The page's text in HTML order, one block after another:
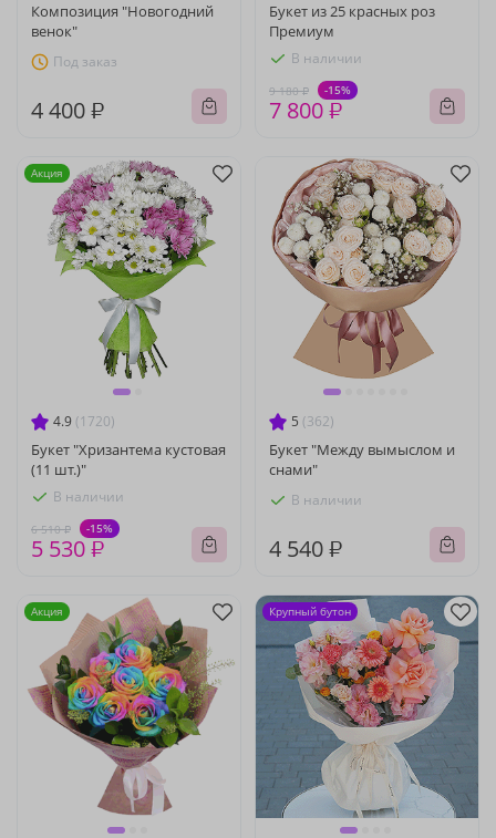
Композиция "Новогодний
венок"
Под заказ
4 400 ₽
Букет из 25 красных роз
Премиум
В наличии
9 180 ₽ -15%
7 800 ₽
4.9 (1720)
Букет "Хризантема кустовая
(11 шт.)"
В наличии
6 510 ₽ -15%
5 530 ₽
Акция
5 (362)
Букет "Между вымыслом и
снами"
В наличии
4 540 ₽
Акция Крупный бутон